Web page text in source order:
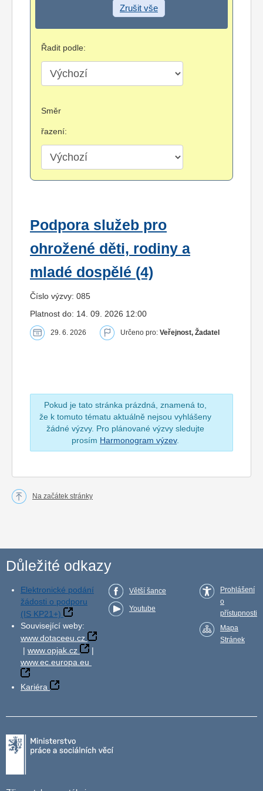
Zrušit vše
Řadit podle:
Směr
řazení:
Podpora služeb pro
ohrožené děti, rodiny a
mladé dospělé (4)
Číslo výzvy: 085
Platnost do: 14. 09. 2026 12:00
29. 6. 2026 Určeno pro: Veřejnost, Žadatel
Pokud je tato stránka prázdná, znamená to,
že k tomuto tématu aktuálně nejsou vyhlášeny
žádné výzvy. Pro plánované výzvy sledujte
prosím Harmonogram výzev.
Na začátek stránky
Důležité odkazy
Elektronické podání
žádosti o podporu
(IS KP21+)
Související weby:
www.dotaceeu.cz
| www.opjak.cz
|
www.ec.europa.eu
Kariéra
Větší šance
Youtube
Prohlášení
o
přístupnosti
Mapa
Stránek